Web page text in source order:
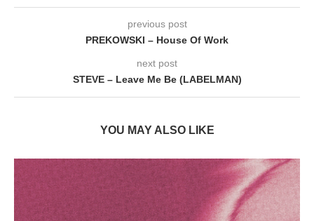
previous post
PREKOWSKI – House Of Work
next post
STEVE – Leave Me Be (LABELMAN)
YOU MAY ALSO LIKE